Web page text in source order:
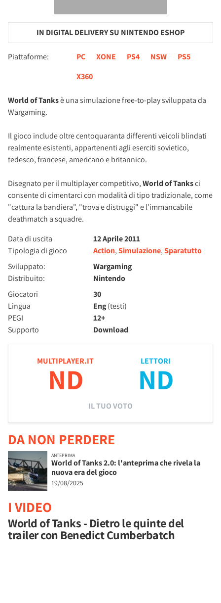
IN DIGITAL DELIVERY SU NINTENDO ESHOP
Piattaforme: PC XONE PS4 NSW
PS5
X360
World of Tanksè una simulazione free-to-play sviluppata da
Wargaming.
Il gioco include oltre centoquaranta differenti veicoli blindati
realmente esistenti, appartenenti agli eserciti sovietico,
tedesco, francese, americano e britannico.
Disegnato per il multiplayer competitivo,World of Tanksci
consente di cimentarci con modalità di tipo tradizionale, come
"cattura la bandiera", "trova e distruggi" e l'immancabile
deathmatch a squadre.
Data di uscita
12 Aprile 2011
Tipologia di gioco
Action,Simulazione,Sparatutto
Sviluppato:
Wargaming
Distribuito:
Nintendo
Giocatori
30
Lingua
Eng(testi)
PEGI
12+
Supporto
Download
MULTIPLAYER.IT
ND
LETTORI
ND
IL TUO VOTO
DA NON PERDERE
ANTEPRIMA
World of Tanks 2.0: l'anteprima che rivela la
nuova era del gioco
19/08/2025
I VIDEO
World of Tanks - Dietro le quinte del
trailer con Benedict Cumberbatch